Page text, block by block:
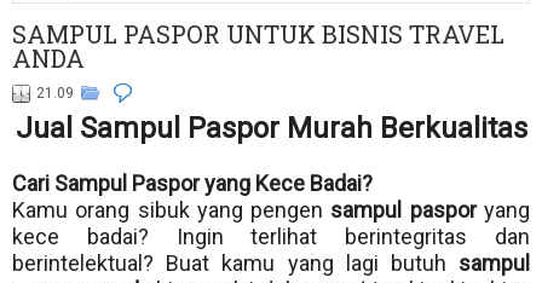
SAMPUL PASPOR UNTUK BISNIS TRAVEL
ANDA
21.09
Jual Sampul Paspor Murah Berkualitas
Cari Sampul Paspor yang Kece Badai?
Kamu orang sibuk yang pengen sampul pasporyang
kece badai? Ingin terlihat berintegritas dan
berintelektual? Buat kamu yang lagi butuh sampul